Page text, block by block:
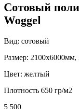
Сотовый
Woggel
Вид: сотовый
Размер:
Цвет: желтый
Плотность 650 гр/м2
5 500